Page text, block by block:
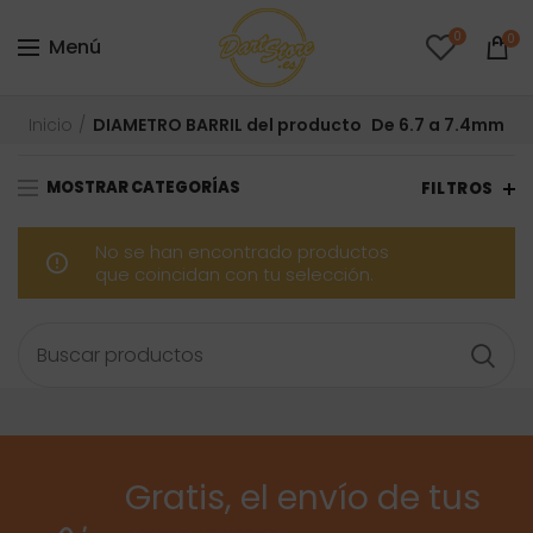
Menú 0 0
Inicio DIAMETRO BARRIL del producto De 6.7 a 7.4mm
MOSTRAR CATEGORÍAS FILTROS
No se han encontrado productos
que coincidan con tu selección.
Gratis, el envío de tus